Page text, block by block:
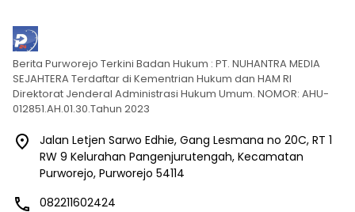
Berita Purworejo Terkini Badan Hukum : PT. NUHANTRA MEDIA
SEJAHTERA Terdaftar di Kementrian Hukum dan HAM RI
Direktorat Jenderal Administrasi Hukum Umum. NOMOR: AHU-
012851.AH.01.30.Tahun 2023
Jalan Letjen Sarwo Edhie, Gang Lesmana no 20C, RT 1
RW 9 Kelurahan Pangenjurutengah, Kecamatan
Purworejo, Purworejo 54114
082211602424